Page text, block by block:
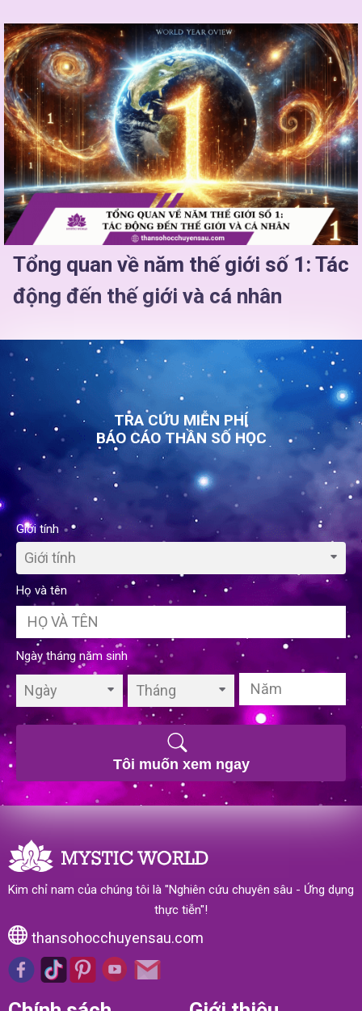
Tổng quan về năm thế giới số 1: Tác
động đến thế giới và cá nhân
TRA CỨU MIỄN PHÍ
BÁO CÁO THẦN SỐ HỌC
Giới tính
Giới tính
Họ và tên
Ngày tháng năm sinh
Ngày Tháng
Tôi muốn xem ngay
Kim chỉ nam của chúng tôi là "Nghiên cứu chuyên sâu - Ứng dụng
thực tiễn"!
thansohocchuyensau.com